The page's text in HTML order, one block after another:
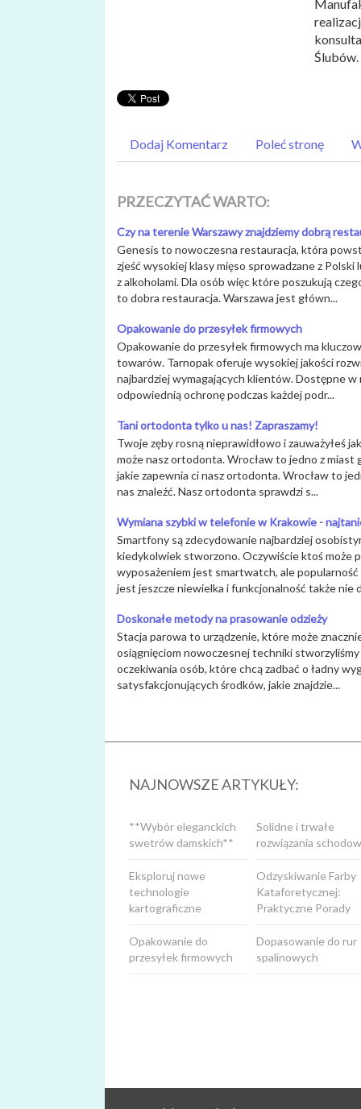
Ślubów.
Dodaj Komentarz Poleć stronę
PRZECZYTAĆ WARTO:
Czy na terenie Warszawy znajdziemy dobrą
Genesis to nowoczesna restauracja, która
zjeść wysokiej klasy mięso sprowadzane z
z alkoholami. Dla osób więc które poszukują
to dobra restauracja. Warszawa jest główn...
Opakowanie do przesyłek firmowych
Opakowanie do przesyłek firmowych ma
towarów. Tarnopak oferuje wysokiej jakości
najbardziej wymagających klientów. Dostępne w
odpowiednią ochronę podczas każdej podr...
Tani ortodonta tylko u nas! Zapraszamy!
Twoje zęby rosną nieprawidłowo i zauważyłeś
może nasz ortodonta. Wrocław to jedno z miast
jakie zapewnia ci nasz ortodonta. Wrocław to
nas znaleźć. Nasz ortodonta sprawdzi s...
Wymiana szybki w telefonie w Krakowie -
Smartfony są zdecydowanie najbardziej
kiedykolwiek stworzono. Oczywiście ktoś może
wyposażeniem jest smartwatch, ale
jest jeszcze niewielka i funkcjonalność także nie
Doskonałe metody na prasowanie odzieży
Stacja parowa to urządzenie, które może
osiągnięciom nowoczesnej techniki
oczekiwania osób, które chcą zadbać o ładny
satysfakcjonujących środków, jakie znajdzie...
NAJNOWSZE ARTYKUŁY:
Solidne i trwałe
rozwiązania
**Wybór eleganckich
swetrów damskich**
Odzyskiwanie Farby
Kataforetycznej:
Praktyczne Porady
Eksploruj nowe
technologie
kartograficzne
Dopasowanie do rur
spalinowych
Opakowanie do
przesyłek firmowych